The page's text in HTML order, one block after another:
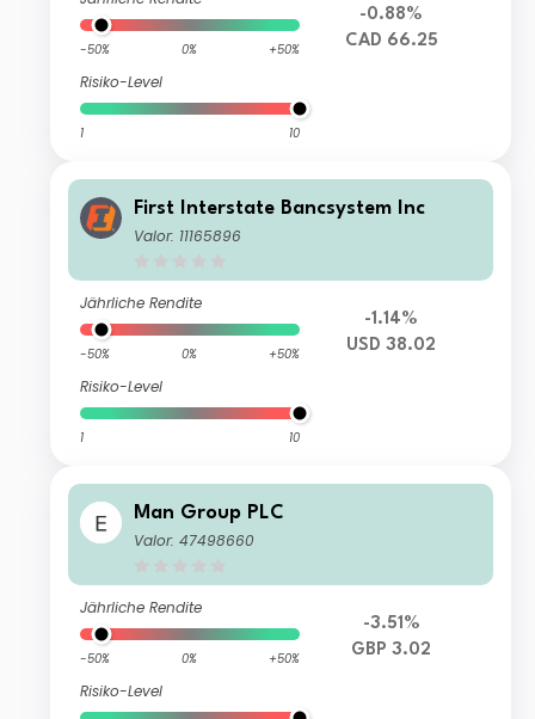
-50% 0% +50%
Risiko-Level
1 10
-0.88%
CAD 66.25
First Interstate Bancsystem Inc
Valor: 11165896
Jährliche Rendite
-50% 0% +50%
Risiko-Level
1 10
-1.14%
USD 38.02
Man Group PLC
Valor: 47498660
Jährliche Rendite
-50% 0% +50%
Risiko-Level
-3.51%
GBP 3.02